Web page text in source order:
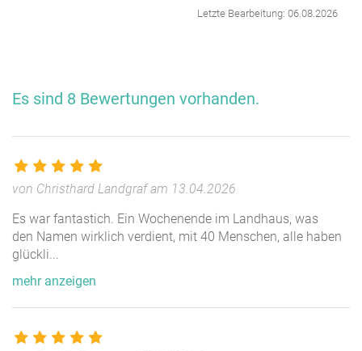
Sport:
Volleyballfeld, Spielplatz,
Die Unterkunft ist teilweise behindertengerecht: Die
Erdgeschosse beider Häuser sind barrierefrei.
Scheune
In unserer neu-ausgebauten Scheune befinden sich die
Räume, die Ihr Vorhaben als Gruppe angenehm- und
unvergesslich machen.
Wir haben mehrere Aufenthaltsräume zum Tagen,
Letzte Bearbeitung: 06.08.2026
Es sind 8 Bewertungen vorhanden.
von Christhard Landgraf am 13.04.2026
Es war fantastich. Ein Wochenende im Landhaus, was
den Namen wirklich verdient, mit 40 Menschen, alle haben
glückli
mehr anzeigen